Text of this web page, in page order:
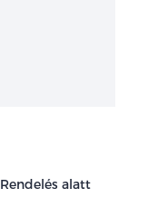
Rendelés alatt